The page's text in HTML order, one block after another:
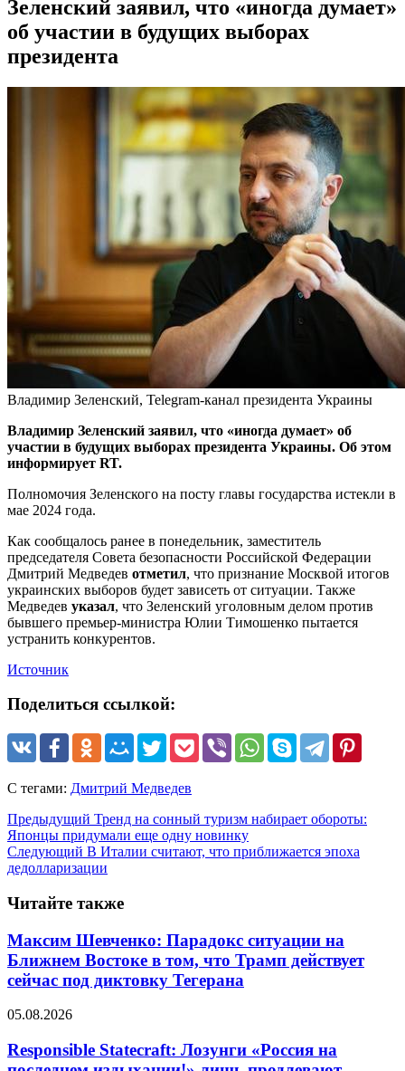
Зеленский заявил, что «иногда думает»
об участии в будущих выборах
президента
Владимир Зеленский, Telegram-канал президента Украины
Владимир Зеленский заявил, что «иногда думает» об
участии в будущих выборах президента Украины. Об этом
информирует RT.
Полномочия Зеленского на посту главы государства истекли в
мае 2024 года.
Как сообщалось ранее в понедельник, заместитель
председателя Совета безопасности Российской Федерации
Дмитрий Медведев отметил, что признание Москвой итогов
украинских выборов будет зависеть от ситуации. Также
Медведев указал, что Зеленский уголовным делом против
бывшего премьер-министра Юлии Тимошенко пытается
устранить конкурентов.
Источник
Поделиться ссылкой:
С тегами: Дмитрий Медведев
Предыдущий Тренд на сонный туризм набирает обороты:
Японцы придумали еще одну новинку
Следующий В Италии считают, что приближается эпоха
дедолларизации
Читайте также
Максим Шевченко: Парадокс ситуации на
Ближнем Востоке в том, что Трамп действует
сейчас под диктовку Тегерана
05.08.2026
Responsible Statecraft: Лозунги «Россия на